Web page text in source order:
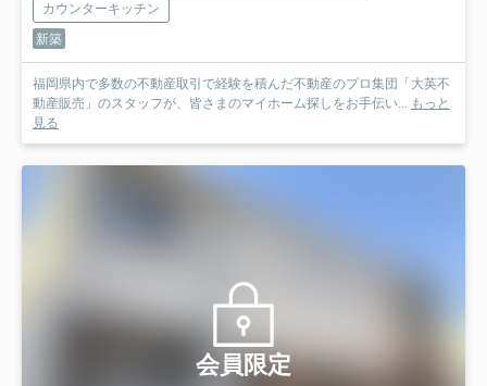
カウンターキッチン
新築
福岡県内で多数の不動産取引で経験を積んだ不動産のプロ集団「大英不
動産販売」のスタッフが、皆さまのマイホーム探しをお手伝い... もっと
見る
会員限定